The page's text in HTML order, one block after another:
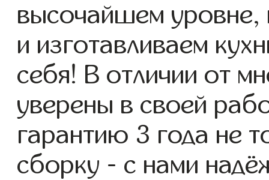
высочайшем
и изготавливаем
себя! В отличии от
уверены в своей
гарантию 3 года не
сборку - с нами